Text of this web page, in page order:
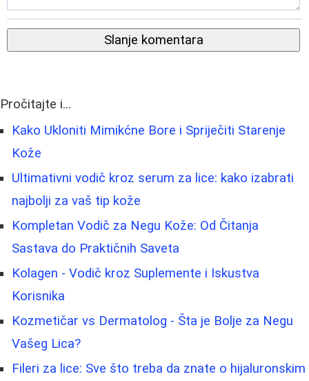
Slanje komentara
Pročitajte i...
Kako Ukloniti Mimikćne Bore i Spriječiti Starenje
Kože
Ultimativni vodič kroz serum za lice: kako izabrati
najbolji za vaš tip kože
Kompletan Vodič za Negu Kože: Od Čitanja
Sastava do Praktičnih Saveta
Kolagen - Vodič kroz Suplemente i Iskustva
Korisnika
Kozmetičar vs Dermatolog - Šta je Bolje za Negu
Vašeg Lica?
Fileri za lice: Sve što treba da znate o hijaluronskim